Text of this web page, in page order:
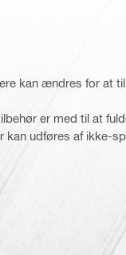
kan ændres for at
er med til at
kan udføres af ikke-